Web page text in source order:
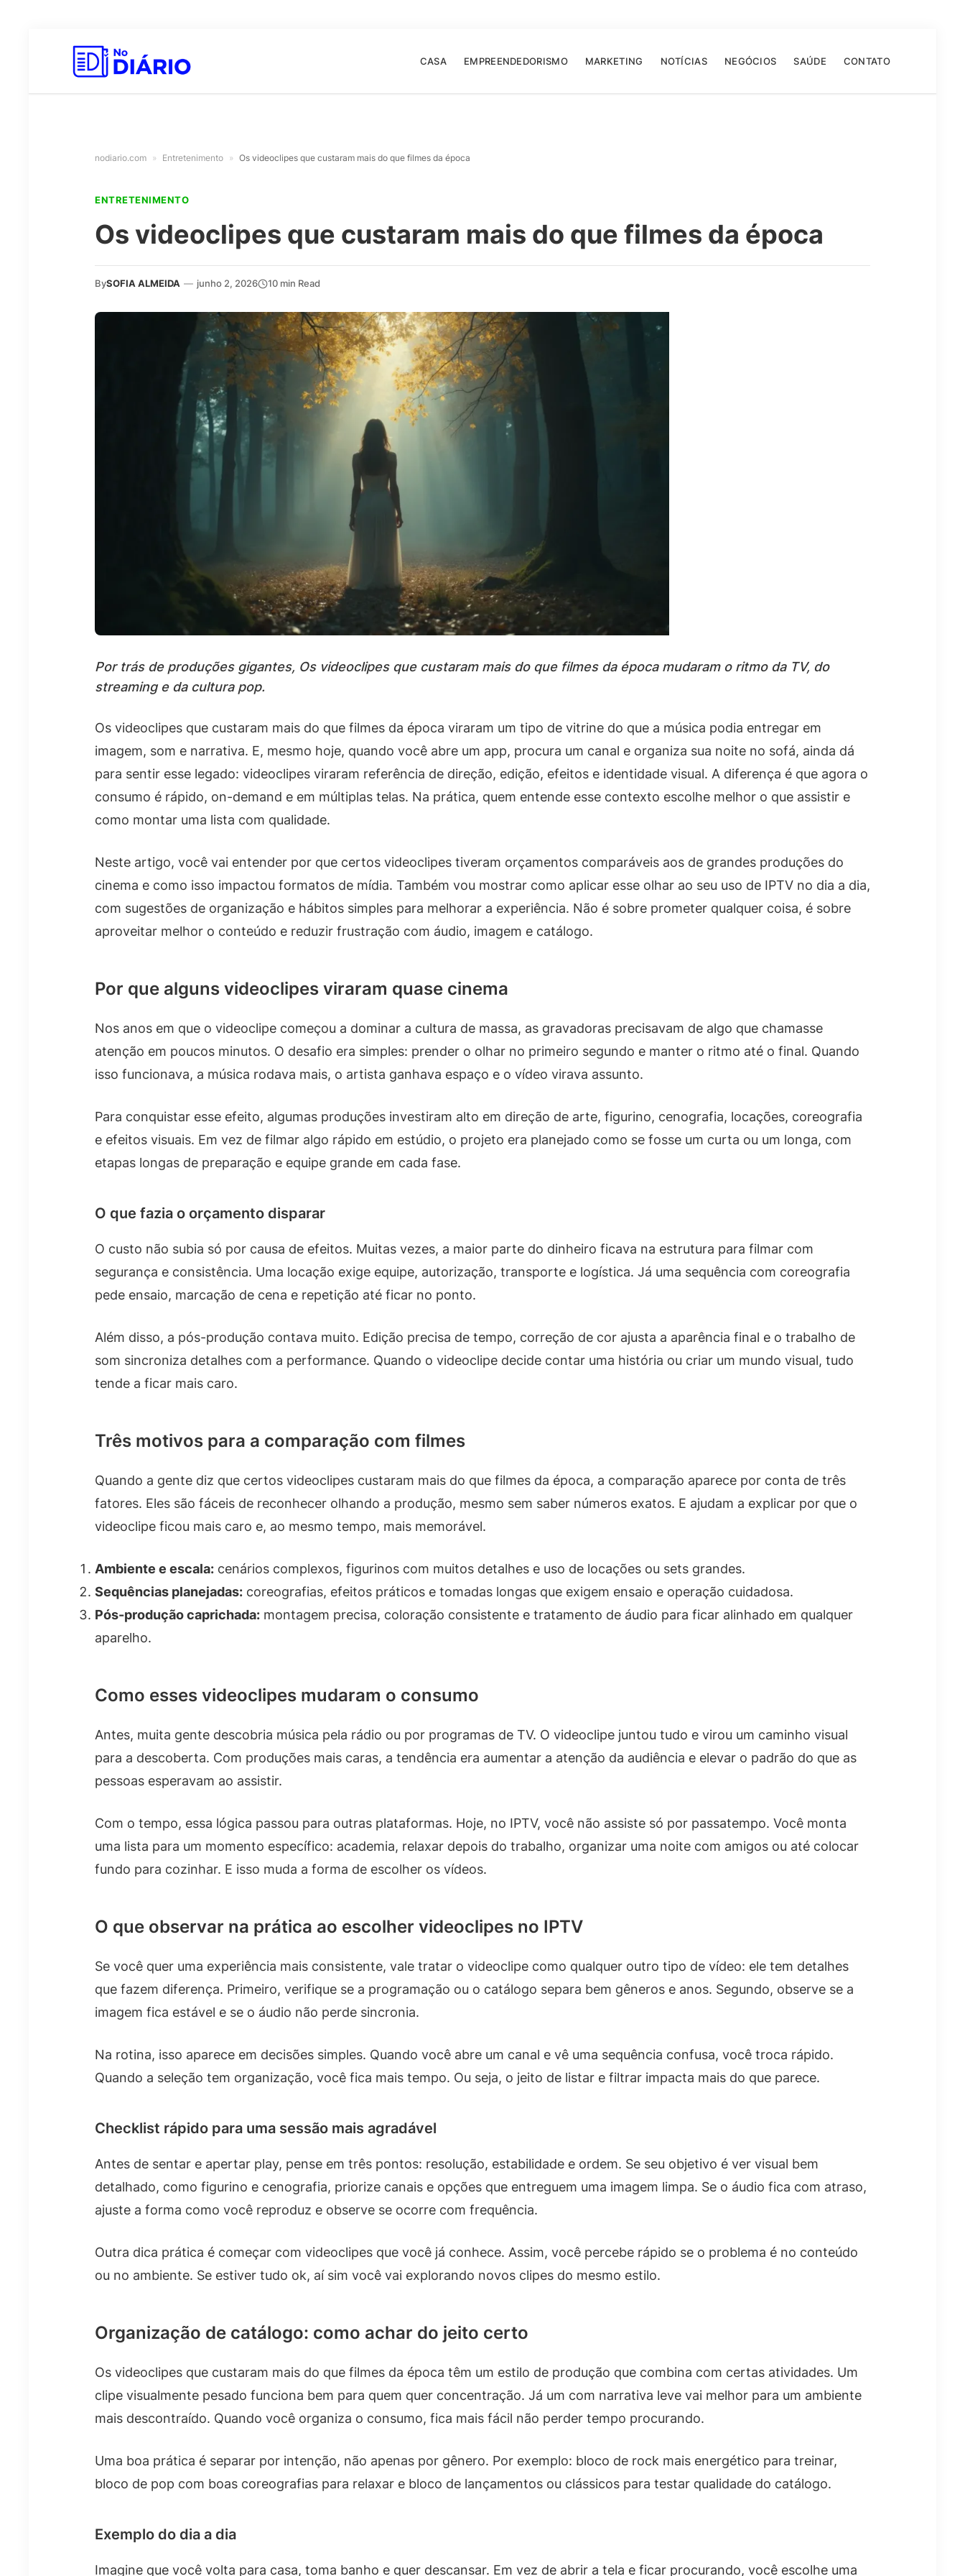
CASA EMPREENDEDORISMO MARKETING NOTÍCIAS NEGÓCIOS SAÚDE CONTATO
nodiario.com » Entretenimento » Os videoclipes que custaram mais do que filmes da época
ENTRETENIMENTO
Os videoclipes que custaram mais do que filmes da época
BySOFIA ALMEIDA — junho 2, 2026 10 min Read
Por trás de produções gigantes, Os videoclipes que custaram mais do que filmes da época mudaram o ritmo da TV, do
streaming e da cultura pop.
Os videoclipes que custaram mais do que filmes da época viraram um tipo de vitrine do que a música podia entregar em
imagem, som e narrativa. E, mesmo hoje, quando você abre um app, procura um canal e organiza sua noite no sofá, ainda dá
para sentir esse legado: videoclipes viraram referência de direção, edição, efeitos e identidade visual. A diferença é que agora o
consumo é rápido, on-demand e em múltiplas telas. Na prática, quem entende esse contexto escolhe melhor o que assistir e
como montar uma lista com qualidade.
Neste artigo, você vai entender por que certos videoclipes tiveram orçamentos comparáveis aos de grandes produções do
cinema e como isso impactou formatos de mídia. Também vou mostrar como aplicar esse olhar ao seu uso de IPTV no dia a dia,
com sugestões de organização e hábitos simples para melhorar a experiência. Não é sobre prometer qualquer coisa, é sobre
aproveitar melhor o conteúdo e reduzir frustração com áudio, imagem e catálogo.
Por que alguns videoclipes viraram quase cinema
Nos anos em que o videoclipe começou a dominar a cultura de massa, as gravadoras precisavam de algo que chamasse
atenção em poucos minutos. O desafio era simples: prender o olhar no primeiro segundo e manter o ritmo até o final. Quando
isso funcionava, a música rodava mais, o artista ganhava espaço e o vídeo virava assunto.
Para conquistar esse efeito, algumas produções investiram alto em direção de arte, figurino, cenografia, locações, coreografia
e efeitos visuais. Em vez de filmar algo rápido em estúdio, o projeto era planejado como se fosse um curta ou um longa, com
etapas longas de preparação e equipe grande em cada fase.
O que fazia o orçamento disparar
O custo não subia só por causa de efeitos. Muitas vezes, a maior parte do dinheiro ficava na estrutura para filmar com
segurança e consistência. Uma locação exige equipe, autorização, transporte e logística. Já uma sequência com coreografia
pede ensaio, marcação de cena e repetição até ficar no ponto.
Além disso, a pós-produção contava muito. Edição precisa de tempo, correção de cor ajusta a aparência final e o trabalho de
som sincroniza detalhes com a performance. Quando o videoclipe decide contar uma história ou criar um mundo visual, tudo
tende a ficar mais caro.
Três motivos para a comparação com filmes
Quando a gente diz que certos videoclipes custaram mais do que filmes da época, a comparação aparece por conta de três
fatores. Eles são fáceis de reconhecer olhando a produção, mesmo sem saber números exatos. E ajudam a explicar por que o
videoclipe ficou mais caro e, ao mesmo tempo, mais memorável.
Ambiente e escala: cenários complexos, figurinos com muitos detalhes e uso de locações ou sets grandes.
Sequências planejadas: coreografias, efeitos práticos e tomadas longas que exigem ensaio e operação cuidadosa.
Pós-produção caprichada: montagem precisa, coloração consistente e tratamento de áudio para ficar alinhado em qualquer
aparelho.
Como esses videoclipes mudaram o consumo
Antes, muita gente descobria música pela rádio ou por programas de TV. O videoclipe juntou tudo e virou um caminho visual
para a descoberta. Com produções mais caras, a tendência era aumentar a atenção da audiência e elevar o padrão do que as
pessoas esperavam ao assistir.
Com o tempo, essa lógica passou para outras plataformas. Hoje, no IPTV, você não assiste só por passatempo. Você monta
uma lista para um momento específico: academia, relaxar depois do trabalho, organizar uma noite com amigos ou até colocar
fundo para cozinhar. E isso muda a forma de escolher os vídeos.
O que observar na prática ao escolher videoclipes no IPTV
Se você quer uma experiência mais consistente, vale tratar o videoclipe como qualquer outro tipo de vídeo: ele tem detalhes
que fazem diferença. Primeiro, verifique se a programação ou o catálogo separa bem gêneros e anos. Segundo, observe se a
imagem fica estável e se o áudio não perde sincronia.
Na rotina, isso aparece em decisões simples. Quando você abre um canal e vê uma sequência confusa, você troca rápido.
Quando a seleção tem organização, você fica mais tempo. Ou seja, o jeito de listar e filtrar impacta mais do que parece.
Checklist rápido para uma sessão mais agradável
Antes de sentar e apertar play, pense em três pontos: resolução, estabilidade e ordem. Se seu objetivo é ver visual bem
detalhado, como figurino e cenografia, priorize canais e opções que entreguem uma imagem limpa. Se o áudio fica com atraso,
ajuste a forma como você reproduz e observe se ocorre com frequência.
Outra dica prática é começar com videoclipes que você já conhece. Assim, você percebe rápido se o problema é no conteúdo
ou no ambiente. Se estiver tudo ok, aí sim você vai explorando novos clipes do mesmo estilo.
Organização de catálogo: como achar do jeito certo
Os videoclipes que custaram mais do que filmes da época têm um estilo de produção que combina com certas atividades. Um
clipe visualmente pesado funciona bem para quem quer concentração. Já um com narrativa leve vai melhor para um ambiente
mais descontraído. Quando você organiza o consumo, fica mais fácil não perder tempo procurando.
Uma boa prática é separar por intenção, não apenas por gênero. Por exemplo: bloco de rock mais energético para treinar,
bloco de pop com boas coreografias para relaxar e bloco de lançamentos ou clássicos para testar qualidade do catálogo.
Exemplo do dia a dia
Imagine que você volta para casa, toma banho e quer descansar. Em vez de abrir a tela e ficar procurando, você escolhe uma